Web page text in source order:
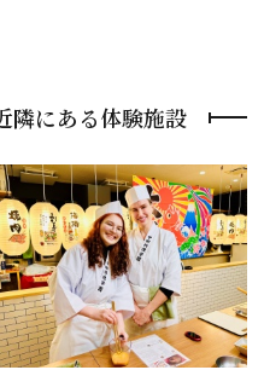
隣にある体験施設
N
e
x
t